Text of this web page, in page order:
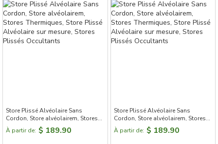
Store Plissé Alvéolaire Sans
Cordon, Store alvéolairem, Stores
Thermiques, Store Plissé Alvéolaire
sur mesure, Stores Plissés
À partir de: $ 189.90
Store Plissé Alvéolaire Sans
Cordon, Store alvéolairem, Stores
Thermiques, Store Plissé Alvéolaire
sur mesure, Stores Plissés
À partir de: $ 189.90